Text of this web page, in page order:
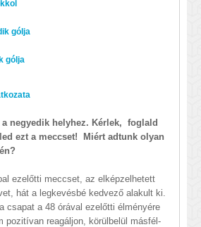
gólja
gólja
negyedik helyhez. Kérlek, foglald
ezt a meccset! Miért adtunk olyan
ezelőtti meccset, az elképzelhetett
hát a legkevésbé kedvező alakult ki.
csapat a 48 órával ezelőtti élményére
pozitívan reagáljon, körülbelül másfél-